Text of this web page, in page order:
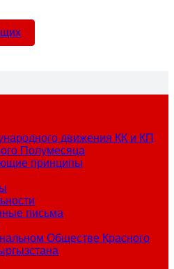
движения КК и КП
Полумесяца
принципы
письма
Обществе Красного